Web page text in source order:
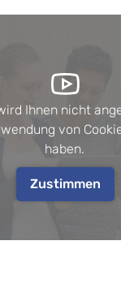
Ihnen nicht
von
haben.
Zustimmen